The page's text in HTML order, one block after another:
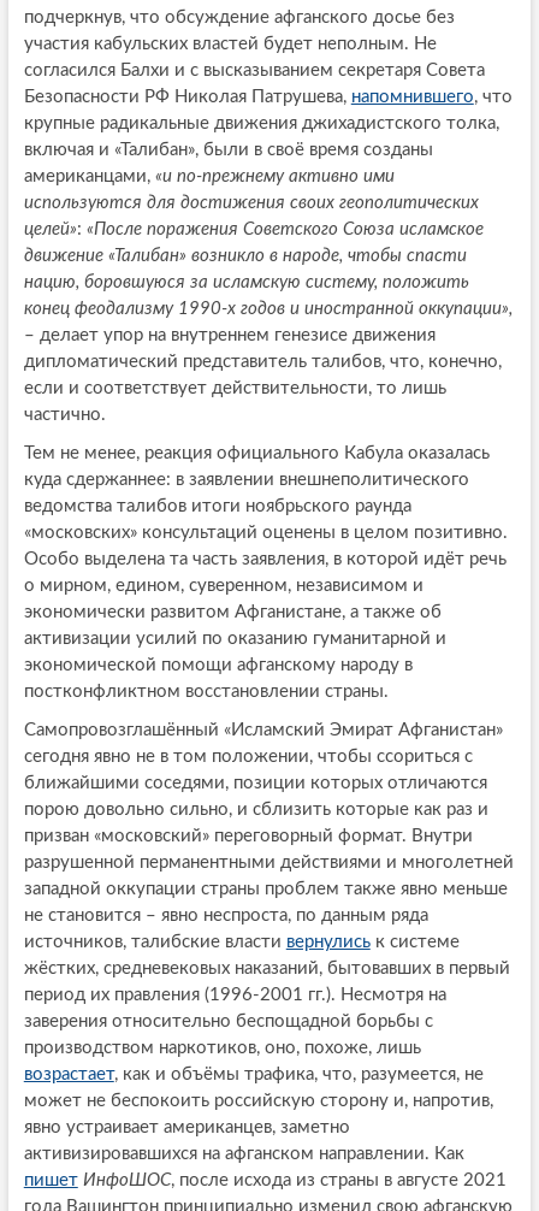
подчеркнув, что обсуждение афганского досье без
участия кабульских властей будет неполным. Не
согласился Балхи и с высказыванием секретаря Совета
Безопасности РФ Николая Патрушева, напомнившего, что
крупные радикальные движения джихадистского толка,
включая и «Талибан», были в своё время созданы
американцами, «и по-прежнему активно ими
используются для достижения своих геополитических
целей»: «После поражения Советского Союза исламское
движение «Талибан» возникло в народе, чтобы спасти
нацию, боровшуюся за исламскую систему, положить
конец феодализму 1990-х годов и иностранной оккупации»,
– делает упор на внутреннем генезисе движения
дипломатический представитель талибов, что, конечно,
если и соответствует действительности, то лишь
частично.
Тем не менее, реакция официального Кабула оказалась
куда сдержаннее: в заявлении внешнеполитического
ведомства талибов итоги ноябрьского раунда
«московских» консультаций оценены в целом позитивно.
Особо выделена та часть заявления, в которой идёт речь
о мирном, едином, суверенном, независимом и
экономически развитом Афганистане, а также об
активизации усилий по оказанию гуманитарной и
экономической помощи афганскому народу в
постконфликтном восстановлении страны.
Самопровозглашённый «Исламский Эмират Афганистан»
сегодня явно не в том положении, чтобы ссориться с
ближайшими соседями, позиции которых отличаются
порою довольно сильно, и сблизить которые как раз и
призван «московский» переговорный формат. Внутри
разрушенной перманентными действиями и многолетней
западной оккупации страны проблем также явно меньше
не становится – явно неспроста, по данным ряда
источников, талибские власти вернулиськ системе
жёстких, средневековых наказаний, бытовавших в первый
период их правления (1996-2001 гг.). Несмотря на
заверения относительно беспощадной борьбы с
производством наркотиков, оно, похоже, лишь
возрастает, как и объёмы трафика, что, разумеется, не
может не беспокоить российскую сторону и, напротив,
явно устраивает американцев, заметно
активизировавшихся на афганском направлении. Как
пишет ИнфоШОС, после исхода из страны в августе 2021
года Вашингтон принципиально изменил свою афганскую